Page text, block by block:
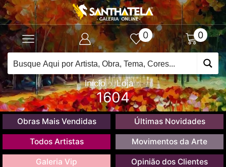
0 0
Início Loja
1604
Obras Mais Vendidas Últimas Novidades
Todos Artistas Movimentos da Arte
Galeria Vip Opinião dos Clientes